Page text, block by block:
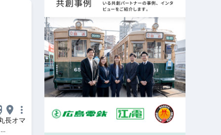
長オマ